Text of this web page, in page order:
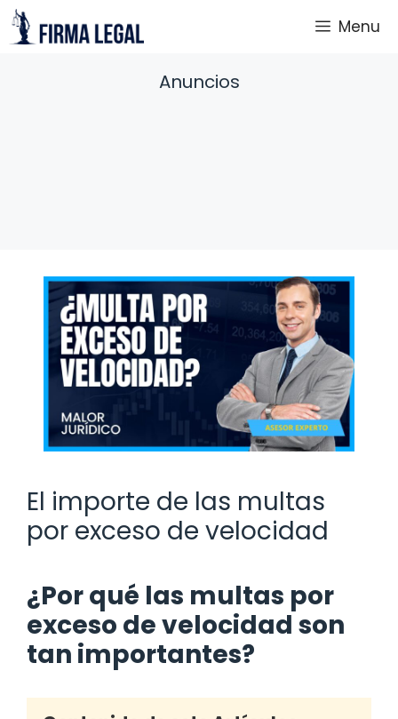
Saltar
al
Menu
Anuncios
El importe de las multas
por exceso de velocidad
¿Por qué las multas por
exceso de velocidad son
tan importantes?